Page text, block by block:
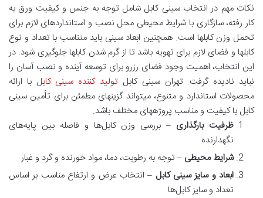
نکات مهم در انتخاب سینی کابل شامل توجه به جنس و کیفیت ورق به
کار رفته، سازگاری با شرایط محیطی محل نصب و استانداردهای لازم برای
تحمل وزن کابلها است. همچنین ابعاد سینی باید متناسب با تعداد و نوع
کابلها و فضای لازم برای تهویه باشد تا از گرم شدن کابلها جلوگیری شود. در
این انتخاب، اهمیت وجود فضای رزرو برای توسعه آینده و نصب آسان را
نباید نادیده گرفت. تهران سینی کابل تولید کننده سینی کابل با ارائه
محصولات استاندارد و متنوع، میتواند گزینهای مطمئن برای تأمین سینی
کابل با کیفیت و مناسب پروژههای مختلف باشد.
ظرفیت بارگذاری – بررسی وزن کابل‌ها و فاصله بین پایه‌های
نگهدارنده
شرایط محیطی – توجه به رطوبت، دما، مواد خورنده و گرد و غبار
ابعاد و سایز سینی کابل – انتخاب عرض و ارتفاع مناسب بر اساس
تعداد و سایز کابل‌ها